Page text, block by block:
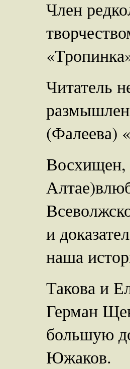
Член
Читатель
(Фалеева)
Восхищен,
и
наша
Такова и
Герман
большую
Южаков.